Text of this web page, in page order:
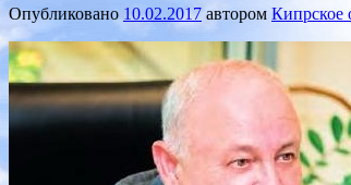
Опубликовано 10.02.2017 автором